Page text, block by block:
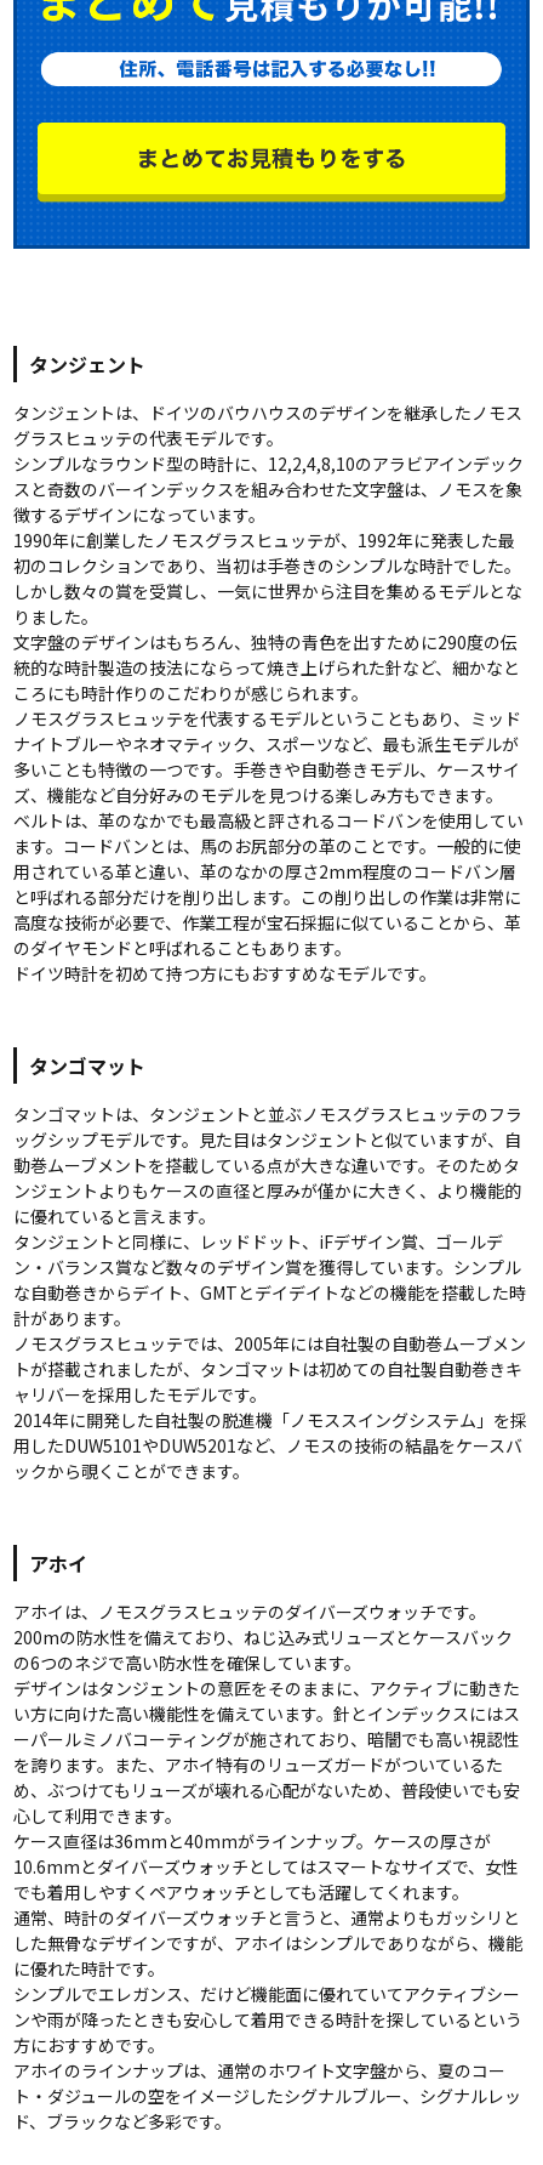
タンジェント
タンジェントは、ドイツのバウハウスのデザインを継承したノモス
グラスヒュッテの代表モデルです。
シンプルなラウンド型の時計に、12,2,4,8,10のアラビアインデック
スと奇数のバーインデックスを組み合わせた文字盤は、ノモスを象
徴するデザインになっています。
1990年に創業したノモスグラスヒュッテが、1992年に発表した最
初のコレクションであり、当初は手巻きのシンプルな時計でした。
しかし数々の賞を受賞し、一気に世界から注目を集めるモデルとな
りました。
文字盤のデザインはもちろん、独特の青色を出すために290度の伝
統的な時計製造の技法にならって焼き上げられた針など、細かなと
ころにも時計作りのこだわりが感じられます。
ノモスグラスヒュッテを代表するモデルということもあり、ミッド
ナイトブルーやネオマティック、スポーツなど、最も派生モデルが
多いことも特徴の一つです。手巻きや自動巻きモデル、ケースサイ
ズ、機能など自分好みのモデルを見つける楽しみ方もできます。
ベルトは、革のなかでも最高級と評されるコードバンを使用してい
ます。コードバンとは、馬のお尻部分の革のことです。一般的に使
用されている革と違い、革のなかの厚さ2mm程度のコードバン層
と呼ばれる部分だけを削り出します。この削り出しの作業は非常に
高度な技術が必要で、作業工程が宝石採掘に似ていることから、革
のダイヤモンドと呼ばれることもあります。
ドイツ時計を初めて持つ方にもおすすめなモデルです。
タンゴマット
タンゴマットは、タンジェントと並ぶノモスグラスヒュッテのフラ
ッグシップモデルです。見た目はタンジェントと似ていますが、自
動巻ムーブメントを搭載している点が大きな違いです。そのためタ
ンジェントよりもケースの直径と厚みが僅かに大きく、より機能的
に優れていると言えます。
タンジェントと同様に、レッドドット、iFデザイン賞、ゴールデ
ン・バランス賞など数々のデザイン賞を獲得しています。シンプル
な自動巻きからデイト、GMTとデイデイトなどの機能を搭載した時
計があります。
ノモスグラスヒュッテでは、2005年には自社製の自動巻ムーブメン
トが搭載されましたが、タンゴマットは初めての自社製自動巻きキ
ャリバーを採用したモデルです。
2014年に開発した自社製の脱進機「ノモススイングシステム」を採
用したDUW5101やDUW5201など、ノモスの技術の結晶をケースバ
ックから覗くことができます。
アホイ
アホイは、ノモスグラスヒュッテのダイバーズウォッチです。
200mの防水性を備えており、ねじ込み式リューズとケースバック
の6つのネジで高い防水性を確保しています。
デザインはタンジェントの意匠をそのままに、アクティブに動きた
い方に向けた高い機能性を備えています。針とインデックスにはス
ーパールミノバコーティングが施されており、暗闇でも高い視認性
を誇ります。また、アホイ特有のリューズガードがついているた
め、ぶつけてもリューズが壊れる心配がないため、普段使いでも安
心して利用できます。
ケース直径は36mmと40mmがラインナップ。ケースの厚さが
10.6mmとダイバーズウォッチとしてはスマートなサイズで、女性
でも着用しやすくペアウォッチとしても活躍してくれます。
通常、時計のダイバーズウォッチと言うと、通常よりもガッシリと
した無骨なデザインですが、アホイはシンプルでありながら、機能
に優れた時計です。
シンプルでエレガンス、だけど機能面に優れていてアクティブシー
ンや雨が降ったときも安心して着用できる時計を探しているという
方におすすめです。
アホイのラインナップは、通常のホワイト文字盤から、夏のコー
ト・ダジュールの空をイメージしたシグナルブルー、シグナルレッ
ド、ブラックなど多彩です。